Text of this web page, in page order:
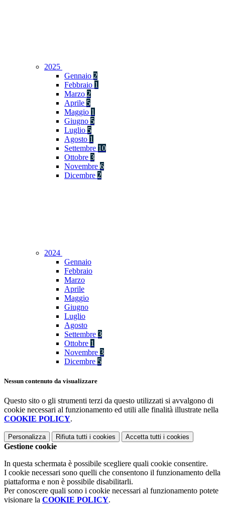
2025
Gennaio 2
Febbraio 1
Marzo 2
Aprile 5
Maggio 1
Giugno 5
Luglio 5
Agosto 1
Settembre 10
Ottobre 3
Novembre 6
Dicembre 2
2024
Gennaio
Febbraio
Marzo
Aprile
Maggio
Giugno
Luglio
Agosto
Settembre 3
Ottobre 1
Novembre 3
Dicembre 5
Nessun contenuto da visualizzare
Questo sito o gli strumenti terzi da questo utilizzati si avvalgono di
cookie necessari al funzionamento ed utili alle finalità illustrate nella
COOKIE POLICY.
Personalizza Rifiuta tutti i cookies Accetta tutti i cookies
Gestione cookie
In questa schermata è possibile scegliere quali cookie consentire.
I cookie necessari sono quelli che consentono il funzionamento della
piattaforma e non è possibile disabilitarli.
Per conoscere quali sono i cookie necessari al funzionamento potete
visionare la COOKIE POLICY.